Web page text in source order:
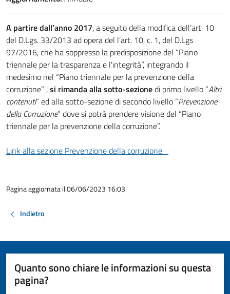
A partire dall’anno 2017, a seguito della modifica dell’art. 10
del D.Lgs. 33/2013 ad opera del l’art. 10, c. 1, del D.Lgs
97/2016, che ha soppresso la predisposizione del “Piano
triennale per la trasparenza e l'integrità”, integrando il
medesimo nel “Piano triennale per la prevenzione della
corruzione” ,si rimanda alla sotto-sezionedi primo livello “Altri
contenuti” ed alla sotto-sezione di secondo livello “Prevenzione
della Corruzione” dove si potrà prendere visione del “Piano
triennale per la prevenzione della corruzione”.
Link alla sezione Prevenzione della corruzione
Pagina aggiornata il 06/06/2023 16:03
Indietro
Quanto sono chiare le informazioni su questa
pagina?